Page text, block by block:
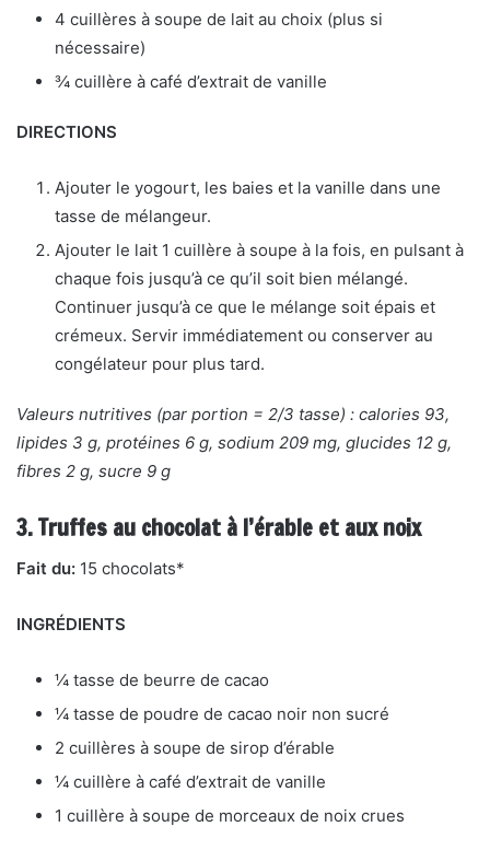
4 cuillères à soupe de lait au choix (plus si
nécessaire)
¾ cuillère à café d’extrait de vanille
DIRECTIONS
Ajouter le yogourt, les baies et la vanille dans une
tasse de mélangeur.
Ajouter le lait 1 cuillère à soupe à la fois, en pulsant à
chaque fois jusqu’à ce qu’il soit bien mélangé.
Continuer jusqu’à ce que le mélange soit épais et
crémeux. Servir immédiatement ou conserver au
congélateur pour plus tard.
Valeurs nutritives (par portion = 2/3 tasse) : calories 93,
lipides 3 g, protéines 6 g, sodium 209 mg, glucides 12 g,
fibres 2 g, sucre 9 g
3. Truffes au chocolat à l’érable et aux noix
Fait du: 15 chocolats*
INGRÉDIENTS
¼ tasse de beurre de cacao
¼ tasse de poudre de cacao noir non sucré
2 cuillères à soupe de sirop d’érable
¼ cuillère à café d’extrait de vanille
1 cuillère à soupe de morceaux de noix crues